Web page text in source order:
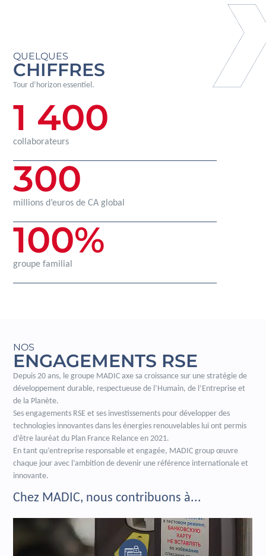
QUELQUES
CHIFFRES
Tour d’horizon essentiel.
collaborateurs
1 400
millions d’euros de CA global
300
groupe familial
100%
NOS
ENGAGEMENTS RSE
Depuis 20 ans, le groupe MADIC axe sa croissance sur une stratégie de
développement durable, respectueuse de l’Humain, de l’Entreprise et
de la Planète.
Ses engagements RSE et ses investissements pour développer des
technologies innovantes dans les énergies renouvelables lui ont permis
d’être lauréat du Plan France Relance en 2021.
En tant qu’entreprise responsable et engagée, MADIC group œuvre
chaque jour avec l’ambition de devenir une référence internationale et
innovante.
Chez MADIC, nous contribuons à...